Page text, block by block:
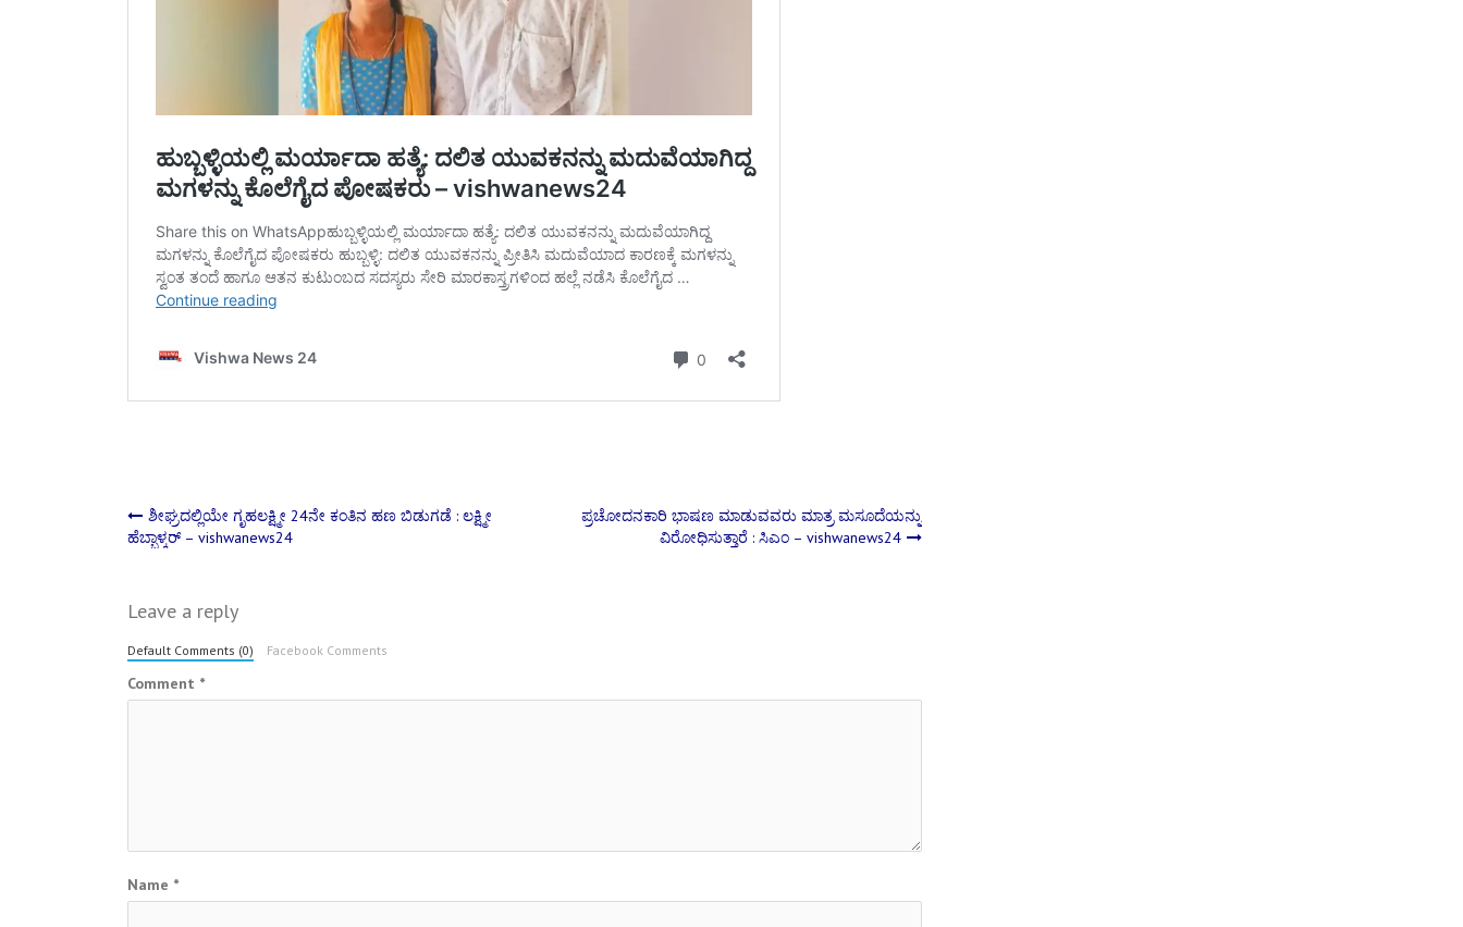
Post
ಶೀಘ್ರದಲ್ಲಿಯೇ ಗೃಹಲಕ್ಷ್ಮೀ 24ನೇ ಕಂತಿನ ಹಣ ಬಿಡುಗಡೆ : ಲಕ್ಷ್ಮೀ
ಹೆಬ್ಬಾಳ್ಕರ್ – vishwanews24
ಪ್ರಚೋದನಕಾರಿ ಭಾಷಣ ಮಾಡುವವರು ಮಾತ್ರ ಮಸೂದೆಯನ್ನು
ವಿರೋಧಿಸುತ್ತಾರೆ : ಸಿಎಂ – vishwanews24
Leave a reply
Default Comments (0) Facebook Comments
Comment *
Name *